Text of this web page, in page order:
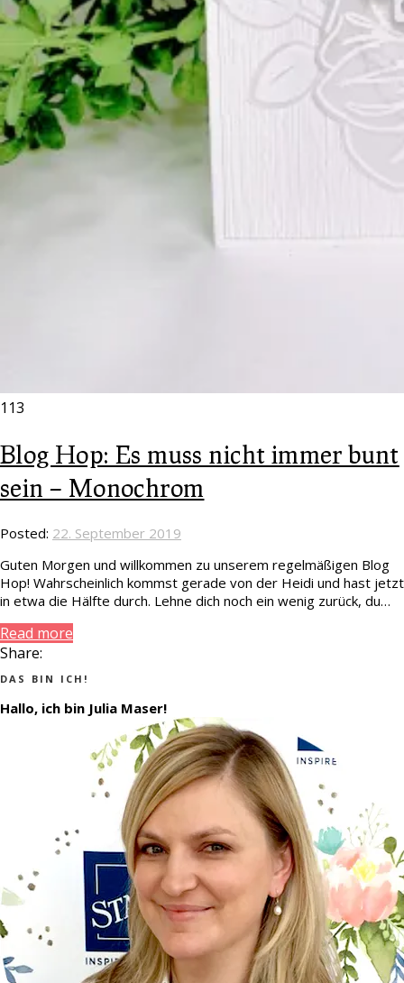
113
Blog Hop: Es muss nicht immer bunt
sein – Monochrom
Posted: 22. September 2019
Guten Morgen und willkommen zu unserem regelmäßigen Blog
Hop! Wahrscheinlich kommst gerade von der Heidi und hast jetzt
in etwa die Hälfte durch. Lehne dich noch ein wenig zurück, du…
Read more
Share:
DAS BIN ICH!
Hallo, ich bin Julia Maser!